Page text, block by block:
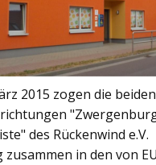
2015 zogen die beiden
des Rückenwind e.V.
in den von EU